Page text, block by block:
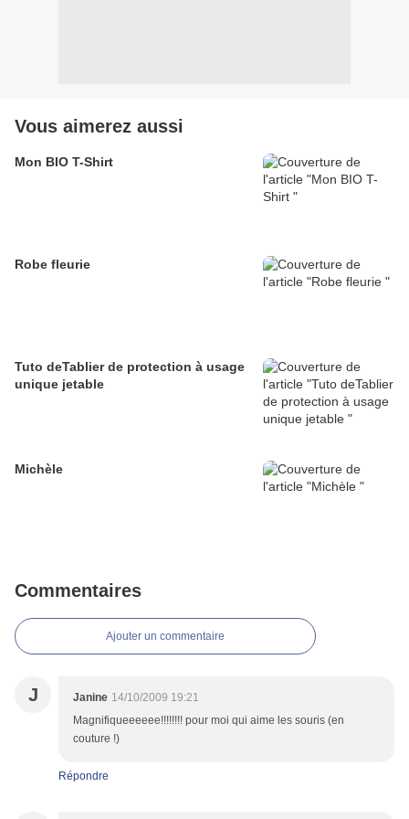
Vous aimerez aussi
Mon BIO T-Shirt
Robe fleurie
Tuto deTablier de protection à usage
unique jetable
Michèle
Commentaires
Ajouter un commentaire
J Janine 14/10/2009 19:21
Magnifiqueeeeee!!!!!!!! pour moi qui aime les souris (en
couture !)
Répondre